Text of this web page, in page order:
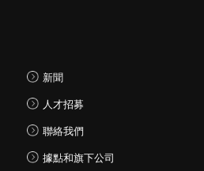
新聞
人才招募
聯絡我們
據點和旗下公司